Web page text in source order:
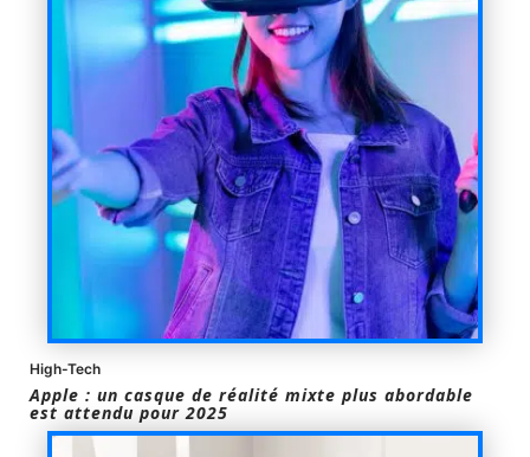
High-Tech
Apple : un casque de réalité mixte plus abordable
est attendu pour 2025